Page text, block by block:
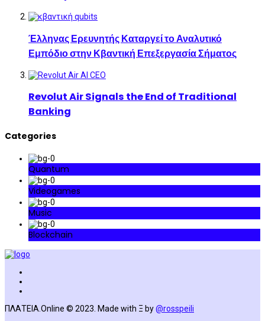
Έλληνας Ερευνητής Καταργεί το Αναλυτικό
Εμπόδιο στην Κβαντική Επεξεργασία Σήματος
Revolut Air Signals the End of Traditional
Banking
Categories
Quantum
Videogames
Music
Blockchain
ΠΛΑΤΕΙΑ.Online © 2023. Made with Ξ by@rosspeili